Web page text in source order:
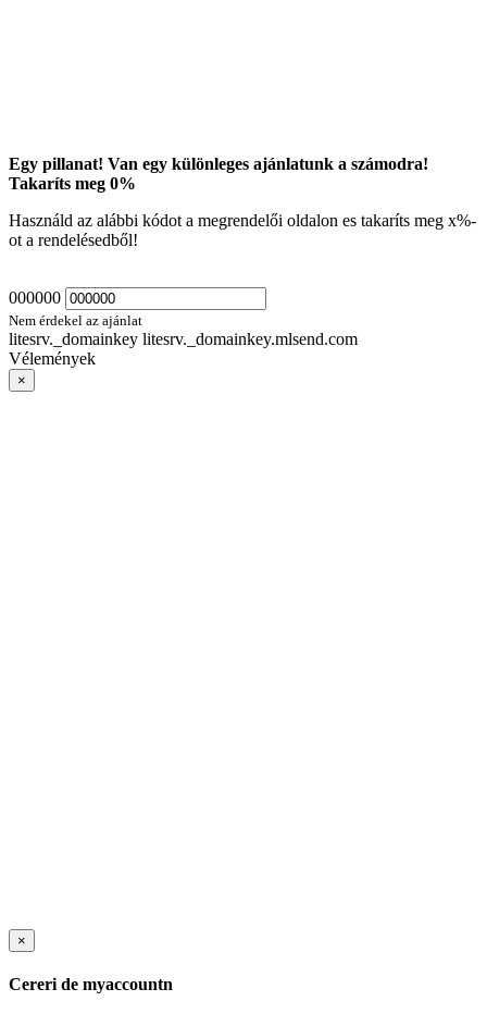
Egy pillanat! Van egy különleges ajánlatunk a számodra!
Takaríts meg 0%
Használd az alábbi kódot a megrendelői oldalon es takaríts meg x%-
ot a rendelésedből!
000000
Nem érdekel az ajánlat
litesrv._domainkey litesrv._domainkey.mlsend.com
Vélemények
×
×
Cereri de myaccountn